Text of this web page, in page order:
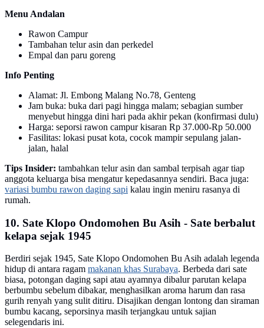
Menu Andalan
Rawon Campur
Tambahan telur asin dan perkedel
Empal dan paru goreng
Info Penting
Alamat: Jl. Embong Malang No.78, Genteng
Jam buka: buka dari pagi hingga malam; sebagian sumber
menyebut hingga dini hari pada akhir pekan (konfirmasi dulu)
Harga: seporsi rawon campur kisaran Rp 37.000-Rp 50.000
Fasilitas: lokasi pusat kota, cocok mampir sepulang jalan-
jalan, halal
Tips Insider: tambahkan telur asin dan sambal terpisah agar tiap
anggota keluarga bisa mengatur kepedasannya sendiri. Baca juga:
variasi bumbu rawon daging sapi kalau ingin meniru rasanya di
rumah.
10. Sate Klopo Ondomohen Bu Asih - Sate berbalut
kelapa sejak 1945
Berdiri sejak 1945, Sate Klopo Ondomohen Bu Asih adalah legenda
hidup di antara ragam makanan khas Surabaya. Berbeda dari sate
biasa, potongan daging sapi atau ayamnya dibalur parutan kelapa
berbumbu sebelum dibakar, menghasilkan aroma harum dan rasa
gurih renyah yang sulit ditiru. Disajikan dengan lontong dan siraman
bumbu kacang, seporsinya masih terjangkau untuk sajian
selegendaris ini.